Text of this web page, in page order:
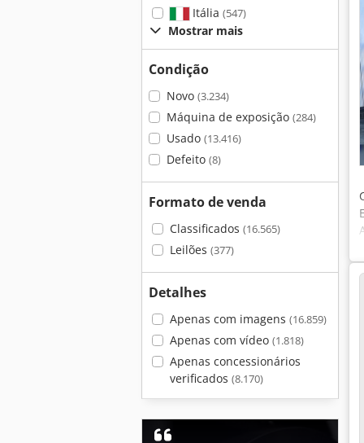
Itália (547)
Mostrar mais
Condição
Novo (3.234)
Máquina de exposição (284)
Usado (13.416)
Defeito (8)
Formato de venda
Classificados (16.565)
Leilões (377)
Detalhes
Apenas com imagens (16.859)
Apenas com vídeo (1.818)
Apenas concessionários
verificados (8.170)